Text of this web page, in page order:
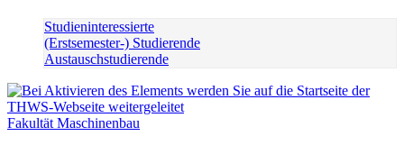
Studieninteressierte
(Erstsemester-) Studierende
Austauschstudierende
Fakultät Maschinenbau